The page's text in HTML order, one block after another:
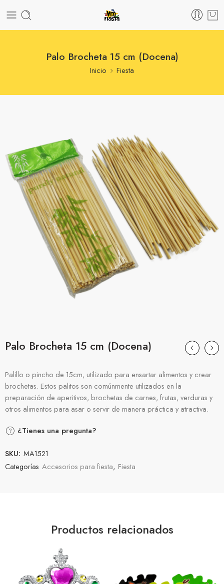
Palo Brocheta 15 cm (Docena)
Inicio Fiesta
Palo Brocheta 15 cm (Docena)
Palillo o pincho de 15cm, utilizado para ensartar alimentos y crear
brochetas. Estos palitos son comúnmente utilizados en la
preparación de aperitivos, brochetas de carnes, frutas, verduras y
otros alimentos para asar o servir de manera práctica y atractiva.
¿Tienes una pregunta?
SKU: MA1521
Categorías Accesorios para fiesta, Fiesta
Productos relacionados